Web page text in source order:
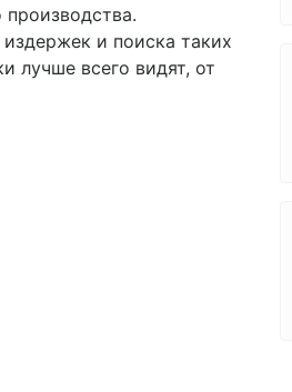
и поиска таких
лучше всего видят, от